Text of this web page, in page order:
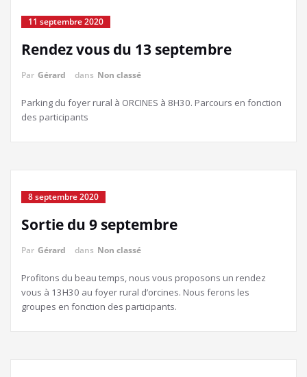
11 septembre 2020
Rendez vous du 13 septembre
Par Gérard dans Non classé
Parking du foyer rural à ORCINES à 8H30. Parcours en fonction
des participants
8 septembre 2020
Sortie du 9 septembre
Par Gérard dans Non classé
Profitons du beau temps, nous vous proposons un rendez
vous à 13H30 au foyer rural d’orcines. Nous ferons les
groupes en fonction des participants.